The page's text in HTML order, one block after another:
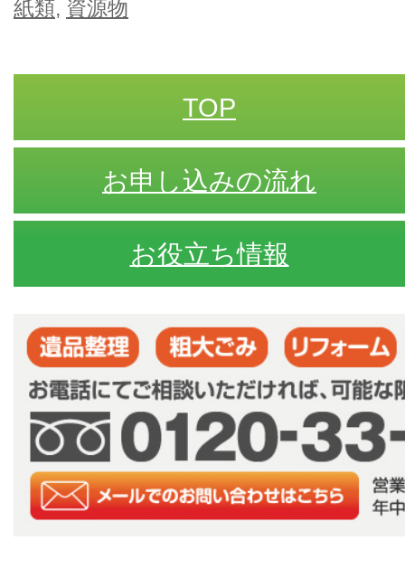
紙類, 資源物
TOP
お申し込みの流れ
お役立ち情報